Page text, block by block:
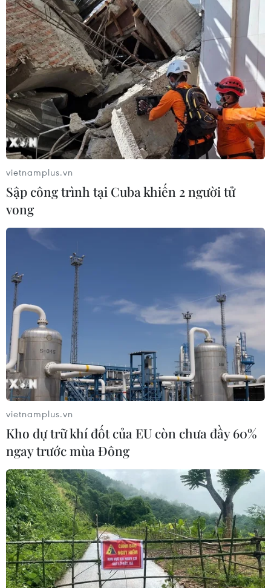
vietnamplus.vn
Sập công trình tại Cuba khiến 2 người tử
vong
vietnamplus.vn
Kho dự trữ khí đốt của EU còn chưa đầy 60%
ngay trước mùa Đông